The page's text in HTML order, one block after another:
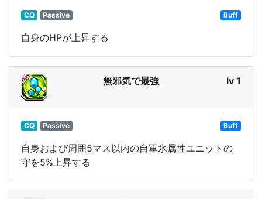
CQ Passive Buff
自身のHPが上昇する
無邪気で最強 lv 1
CQ Passive Buff
自身および周囲5マス以内の自軍氷属性ユニットの
守を5%上昇する